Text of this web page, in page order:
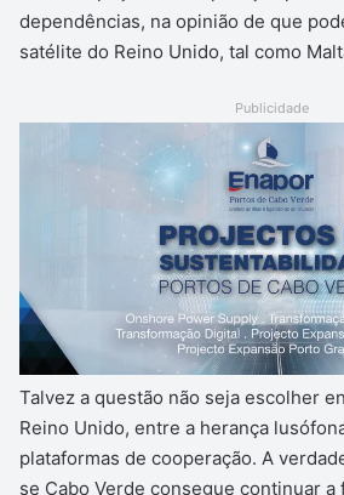
dependências, na opinião de que
satélite do Reino Unido, tal como
Publicidade
Talvez a questão não seja escolher
Reino Unido, entre a herança
plataformas de cooperação. A
se Cabo Verde consegue continuar a